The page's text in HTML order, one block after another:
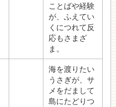
ことばや経験
が、ふえてい
くにつれて反
応もさまざ
ま。
海を渡りたい
うさぎが、サ
メをだまして
島にたどりつ